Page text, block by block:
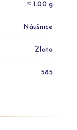
≈ 1.00 g
Náušnice
Zlato
585